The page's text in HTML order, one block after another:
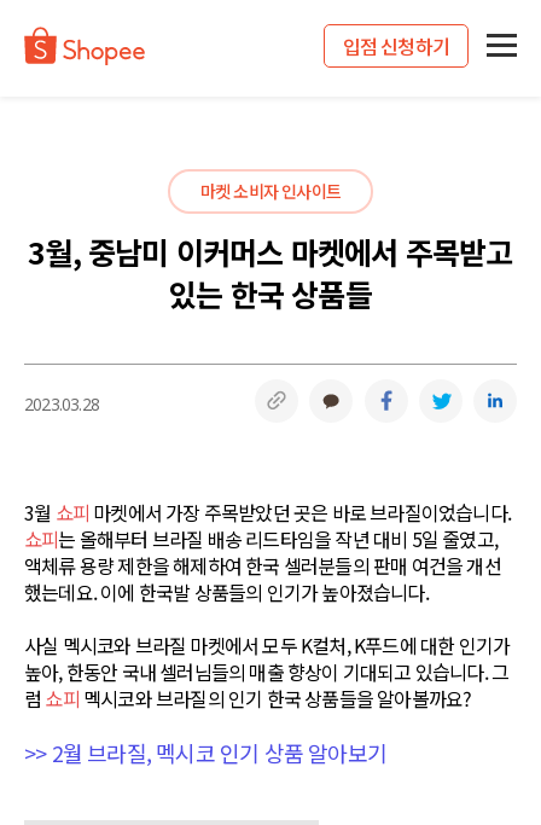
입점 신청하기
마켓 소비자 인사이트
3월, 중남미 이커머스 마켓에서 주목받고
있는 한국 상품들
2023.03.28 링크복사 카카오톡 페이스북 트위터
3월 쇼피 마켓에서 가장 주목받았던 곳은 바로 브라질이었습니다.
쇼피는 올해부터 브라질 배송 리드타임을 작년 대비 5일 줄였고,
액체류 용량 제한을 해제하여 한국 셀러분들의 판매 여건을 개선
했는데요. 이에 한국발 상품들의 인기가 높아졌습니다.
사실 멕시코와 브라질 마켓에서 모두 K컬처, K푸드에 대한 인기가
높아, 한동안 국내 셀러님들의 매출 향상이 기대되고 있습니다. 그
럼 쇼피 멕시코와 브라질의 인기 한국 상품들을 알아볼까요?
>> 2월 브라질, 멕시코 인기 상품 알아보기